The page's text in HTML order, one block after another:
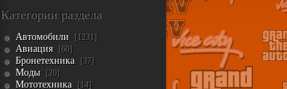
Категории раздела
Автомобили [1231]
Авиация [60]
Бронетехника [37]
Моды [20]
Мототехника [14]